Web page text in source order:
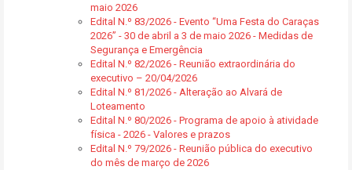
maio 2026
Edital N.º 83/2026 - Evento “Uma Festa do Caraças
2026” - 30 de abril a 3 de maio 2026 - Medidas de
Segurança e Emergência
Edital N.º 82/2026 - Reunião extraordinária do
executivo – 20/04/2026
Edital N.º 81/2026 - Alteração ao Alvará de
Loteamento
Edital N.º 80/2026 - Programa de apoio à atividade
física - 2026 - Valores e prazos
Edital N.º 79/2026 - Reunião pública do executivo
do mês de março de 2026